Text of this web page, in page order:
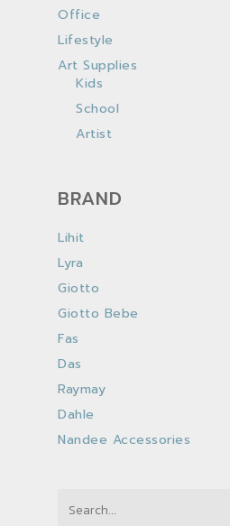
Office
Lifestyle
Art Supplies
Kids
School
Artist
BRAND
Lihit
Lyra
Giotto
Giotto Bebe
Fas
Das
Raymay
Dahle
Nandee Accessories